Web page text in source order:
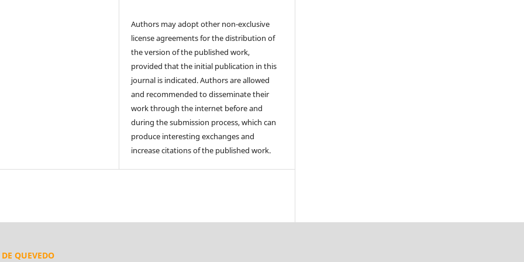
Authors may adopt other non-exclusive
license agreements for the distribution of
the version of the published work,
provided that the initial publication in this
journal is indicated. Authors are allowed
and recommended to disseminate their
work through the internet before and
during the submission process, which can
produce interesting exchanges and
increase citations of the published work.
QUEVEDO